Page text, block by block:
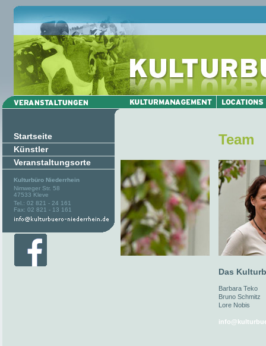
Startseite
Künstler
Veranstaltungsorte
Kulturbüro Niederrhein
Nimweger Str. 58
47533 Kleve
Tel.: 02 821 - 24 161
Fax: 02 821 - 13 161
Team
Das
Barbara Teko
Bruno Schmitz
Lore Nobis